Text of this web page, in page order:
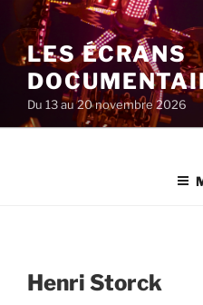
au
contenu
principal
LES ÉCRANS
Du 13 au 20 novembre 2026
Henri Storck